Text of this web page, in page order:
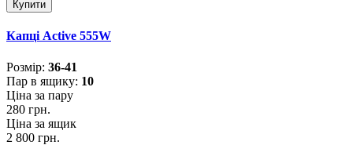
Купити
Капці Active 555W
Розмiр: 36-41
Пар в ящику: 10
Ціна за пару
280 грн.
Ціна за ящик
2 800 грн.